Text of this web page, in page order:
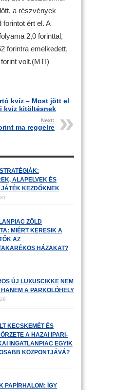
a részvények
forintot ért el. A
2,0 forinttal,
forintra emelkedett,
volt.(MTI)
kvíz – Most jött el
kvíz kitöltésnek
Next:
ma reggelre
ALAPELVEK ÉS
JÁTÉK KEZDŐKNEK
ZÖLD
MIÉRT KERESIK A
AZ
HÁZAKAT?
ÚJ LUXUSCIKKE NEM
A PARKOLÓHELY
KECSKEMÉT ÉS
A HAZAI IPARI-
INGATLANPIAC EGYIK
KÖZPONTJÁVÁ?
PAPÍRHALOM: ÍGY